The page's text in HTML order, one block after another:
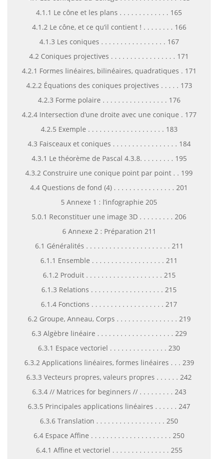
4.1.1 Le cône et les plans . . . . . . . . . . . . . 165
4.1.2 Le cône, et ce qu’il contient ! . . . . . . . . 166
4.1.3 Les coniques . . . . . . . . . . . . . . . . . 167
4.2 Coniques projectives . . . . . . . . . . . . . . . . . 171
4.2.1 Formes linéaires, bilinéaires, quadratiques . 171
4.2.2 Équations des coniques projectives . . . . . 173
4.2.3 Forme polaire . . . . . . . . . . . . . . . . . 176
4.2.4 Intersection d’une droite avec une conique . 177
4.2.5 Exemple . . . . . . . . . . . . . . . . . . . . 183
4.3 Faisceaux et coniques . . . . . . . . . . . . . . . . . 184
4.3.1 Le théorème de Pascal 4.3.8. . . . . . . . . 195
4.3.2 Construire une conique point par point . . 199
4.4 Questions de fond (4) . . . . . . . . . . . . . . . . 201
5 Annexe 1 : l’infographie 205
5.0.1 Reconstituer une image 3D . . . . . . . . . 206
6 Annexe 2 : Préparation 211
6.1 Généralités . . . . . . . . . . . . . . . . . . . . . . 211
6.1.1 Ensemble . . . . . . . . . . . . . . . . . . . 211
6.1.2 Produit . . . . . . . . . . . . . . . . . . . . 215
6.1.3 Relations . . . . . . . . . . . . . . . . . . . 215
6.1.4 Fonctions . . . . . . . . . . . . . . . . . . . 217
6.2 Groupe, Anneau, Corps . . . . . . . . . . . . . . . . 219
6.3 Algèbre linéaire . . . . . . . . . . . . . . . . . . . . 229
6.3.1 Espace vectoriel . . . . . . . . . . . . . . . 230
6.3.2 Applications linéaires, formes linéaires . . . 239
6.3.3 Vecteurs propres, valeurs propres . . . . . . 242
6.3.4 // Matrices for beginners // . . . . . . . . . 243
6.3.5 Principales applications linéaires . . . . . . 247
6.3.6 Translation . . . . . . . . . . . . . . . . . . 250
6.4 Espace Affine . . . . . . . . . . . . . . . . . . . . . 250
6.4.1 Affine et vectoriel . . . . . . . . . . . . . . . 255